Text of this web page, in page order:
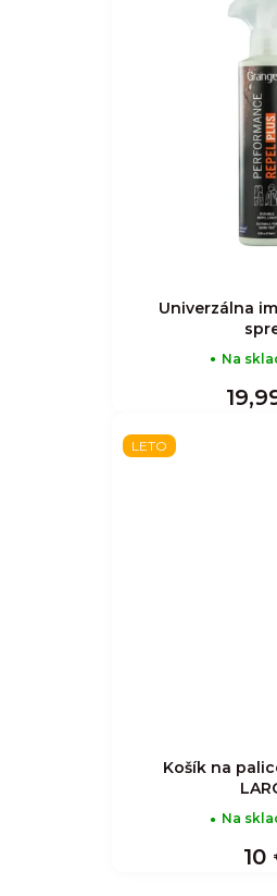
Univerzálna
Na
LETO
Košík na
Na
10